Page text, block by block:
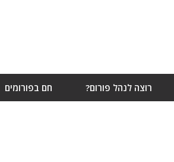
רוצה לנהל פורום? חם בפורומים